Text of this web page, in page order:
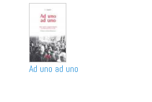
Ad uno ad uno